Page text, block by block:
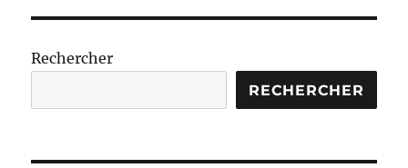
Rechercher
RECHERCHER